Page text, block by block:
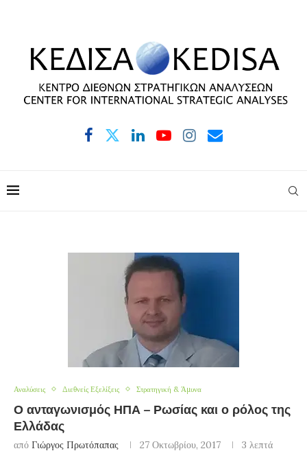
Αναλύσεις Διεθνείς Εξελίξεις Στρατηγική & Άμυνα
Ο ανταγωνισμός ΗΠΑ – Ρωσίας και ο ρόλος της
Ελλάδας
από Γιώργος Πρωτόπαπας 27 Οκτωβρίου, 2017
3 λεπτά